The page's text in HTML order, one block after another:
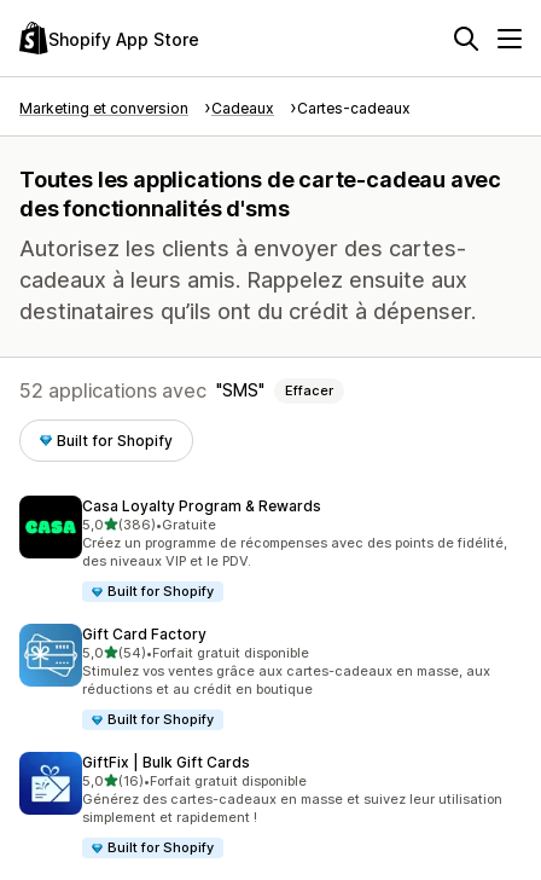
Shopify App Store
Marketing et conversion Cadeaux Cartes-cadeaux
Toutes les applications de carte-cadeau avec
des fonctionnalités d'sms
Autorisez les clients à envoyer des cartes-
cadeaux à leurs amis. Rappelez ensuite aux
destinataires qu’ils ont du crédit à dépenser.
52 applications avec SMS Effacer
Built for Shopify
Casa Loyalty Program & Rewards
5,0étoile(s) sur 5
(386)
386 avis au total
•Gratuite
Créez un programme de récompenses avec des points de fidélité,
des niveaux VIP et le PDV.
Built for Shopify
Gift Card Factory
5,0étoile(s) sur 5
(54)
54 avis au total
•Forfait gratuit disponible
Stimulez vos ventes grâce aux cartes-cadeaux en masse, aux
réductions et au crédit en boutique
Built for Shopify
GiftFix | Bulk Gift Cards
5,0étoile(s) sur 5
(16)
16 avis au total
•Forfait gratuit disponible
Générez des cartes-cadeaux en masse et suivez leur utilisation
simplement et rapidement !
Built for Shopify